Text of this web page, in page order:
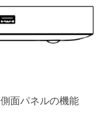
面パネルの機能